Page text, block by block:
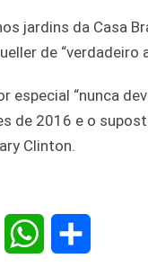
jardins da Casa
de “verdadeiro
especial “nunca
de 2016 e o
Clinton.